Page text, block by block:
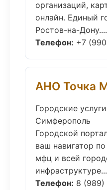
организаций,
онлайн. Единый
Ростов-на-Дону....
Телефон: +7
АНО Точка
Городские
Симферополь
Городской
ваш навигатор
мфц и всей
Телефон: 8 (989)